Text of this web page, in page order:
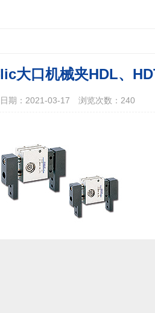
大口机械夹HDL、
期：2021-03-17 浏览次数： 240